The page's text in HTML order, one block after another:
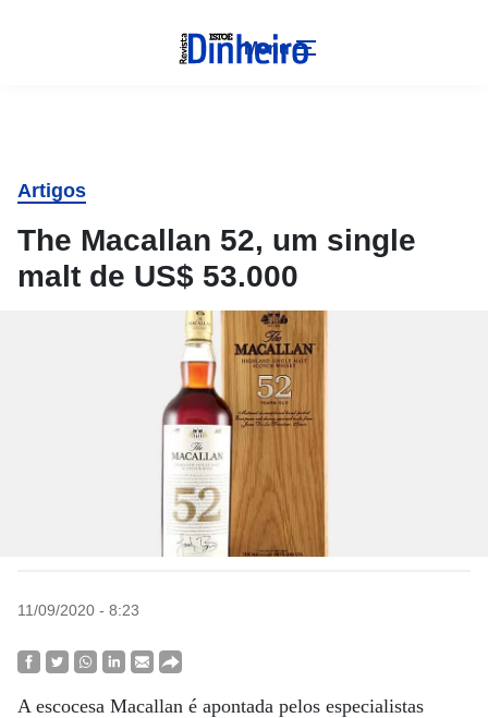
Menu
Artigos
The Macallan 52, um single
malt de US$ 53.000
11/09/2020 - 8:23
A escocesa Macallan é apontada pelos especialistas